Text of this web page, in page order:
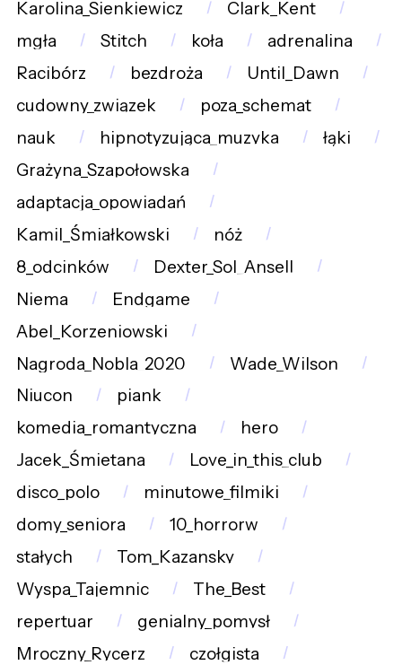
Karolina_Sienkiewicz
Clark_Kent
mgła
Stitch koła
adrenalina
Racibórz
bezdroża
Until_Dawn
cudowny_związek
poza_schemat
nauk
hipnotyzująca_muzyka
łąki
Grażyna_Szapołowska
adaptacja_opowiadań
Kamil_Śmiałkowski
nóż
8_odcinków
Dexter_Sol_Ansell
Niema
Endgame
Abel_Korzeniowski
Nagroda_Nobla_2020
Wade_Wilson
Niucon
piank
komedia_romantyczna
hero
Jacek_Śmietana
Love_in_this_club
disco_polo
minutowe_filmiki
domy_seniora
10_horrorw
stałych
Tom_Kazansky
Wyspa_Tajemnic
The_Best
repertuar
genialny_pomysł
Mroczny_Rycerz
czołgista